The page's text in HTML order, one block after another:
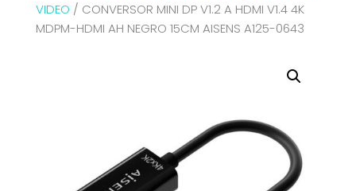
VIDEO / CONVERSOR MINI DP V1.2 A HDMI V1.4 4K
MDPM-HDMI AH NEGRO 15CM AISENS A125-0643